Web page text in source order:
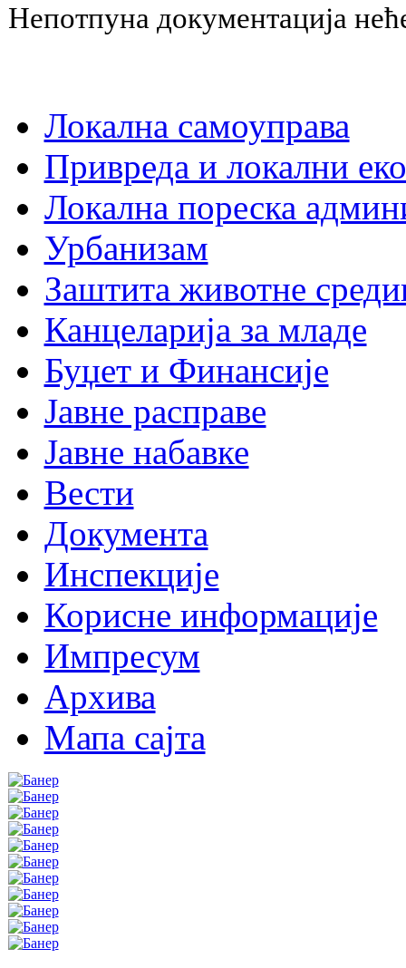
Непотпуна документација
Локална самоуправа
Привреда и локални
Локална пореска
Урбанизам
Заштита животне
Канцеларија за младе
Буџет и Финансије
Јавне расправе
Јавне набавке
Вести
Документа
Инспекције
Корисне информације
Импресум
Архива
Мапа сајта